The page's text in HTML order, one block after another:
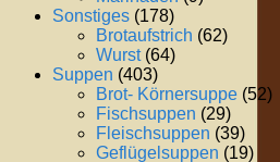
Sonstiges (178)
Brotaufstrich (62)
Wurst(64)
Suppen (403)
Brot- Körnersuppe (52)
Fischsuppen (29)
Fleischsuppen (39)
Geflügelsuppen (19)